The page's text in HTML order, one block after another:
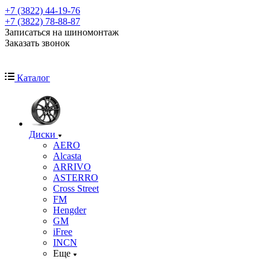
+7 (3822) 44-19-76
+7 (3822) 78-88-87
Записаться на шиномонтаж
Заказать звонок
Каталог
Диски
AERO
Alcasta
ARRIVO
ASTERRO
Cross Street
FM
Hengder
GM
iFree
INCN
Еще